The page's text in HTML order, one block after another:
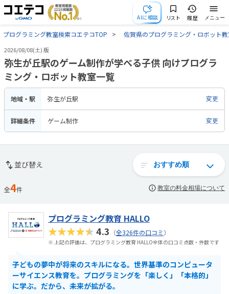
AIに相談 リスト 履歴 メニュー
プログラミング教室検索コエテコTOP 佐賀県のプログラミング・ロボット
2026/08/08(土) 版
弥生が丘駅のゲーム制作が学べる子供 向けプログラ
ミング・ロボット教室一覧
地域・駅 弥生が丘駅 変更
詳細条件 ゲーム制作 変更
並び替え
全4件 教室の料金相場について
プログラミング教育 HALLO
★★★★★4.3 （全326件の口コミ）
※ 上記の評価は、プログラミング教育 HALLO全体の口コミ点数・件数です
子どもの夢中が将来のスキルになる。世界基準のコンピュータ
ーサイエンス教育を。プログラミングを「楽しく」「本格的」
に学ぶ。だから、未来が拡がる。